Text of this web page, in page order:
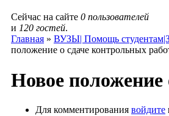
Сейчас на сайте 0 пользователей
и 120 гостей.
Главная » ВУЗЫ| Помощь
положение о сдаче контрольных
Новое
Для комментирования войдите